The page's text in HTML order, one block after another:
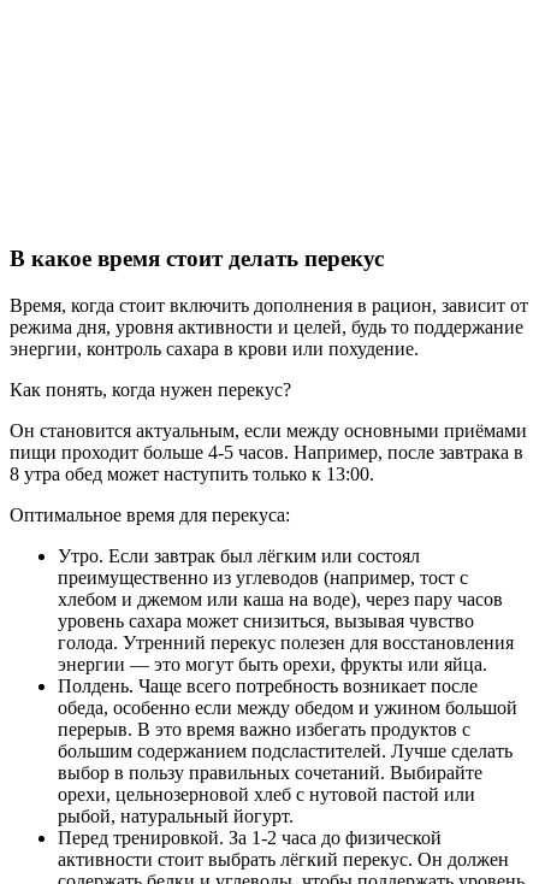
В какое время стоит делать перекус
Время, когда стоит включить дополнения в рацион, зависит от
режима дня, уровня активности и целей, будь то поддержание
энергии, контроль сахара в крови или похудение.
Как понять, когда нужен перекус?
Он становится актуальным, если между основными приёмами
пищи проходит больше 4-5 часов. Например, после завтрака в
8 утра обед может наступить только к 13:00.
Оптимальное время для перекуса:
Утро. Если завтрак был лёгким или состоял
преимущественно из углеводов (например, тост с
хлебом и джемом или каша на воде), через пару часов
уровень сахара может снизиться, вызывая чувство
голода. Утренний перекус полезен для восстановления
энергии — это могут быть орехи, фрукты или яйца.
Полдень. Чаще всего потребность возникает после
обеда, особенно если между обедом и ужином большой
перерыв. В это время важно избегать продуктов с
большим содержанием подсластителей. Лучше сделать
выбор в пользу правильных сочетаний. Выбирайте
орехи, цельнозерновой хлеб с нутовой пастой или
рыбой, натуральный йогурт.
Перед тренировкой. За 1-2 часа до физической
активности стоит выбрать лёгкий перекус. Он должен